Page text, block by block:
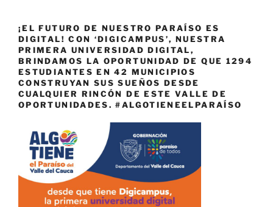
¡EL FUTURO DE NUESTRO PARAÍSO ES
DIGITAL! CON ‘DIGICAMPUS’, NUESTRA
PRIMERA UNIVERSIDAD DIGITAL,
BRINDAMOS LA OPORTUNIDAD DE QUE 1294
ESTUDIANTES EN 42 MUNICIPIOS
CONSTRUYAN SUS SUEÑOS DESDE
CUALQUIER RINCÓN DE ESTE VALLE DE
OPORTUNIDADES. #ALGOTIENEELPARAÍSO